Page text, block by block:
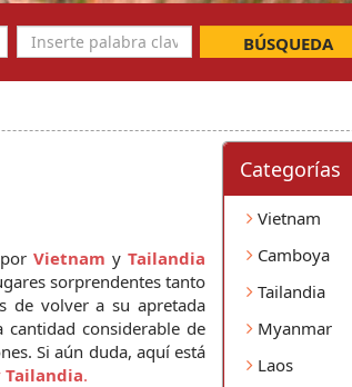
BÚSQUEDA
Vietnam y
sorprendentes tanto
de volver a su apretada
considerable de
Si aún duda, aquí está
.
Categorí­as
Vietnam
Camboya
Tailandia
Myanmar
Laos